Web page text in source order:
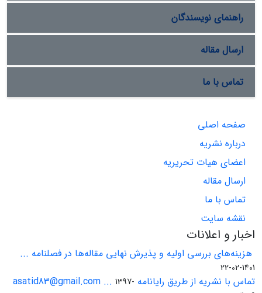
راهنمای نویسندگان
ارسال مقاله
تماس با ما
صفحه اصلی
درباره نشریه
اعضای هیات تحریریه
ارسال مقاله
تماس با ما
نقشه سایت
اخبار و اعلانات
هزینه‌های بررسی اولیه و پذیرش نهایی مقاله‌ها در فصلنامه ...
1401-02-22
تماس با نشریه از طریق رایانامه asatid83@gmail.com ... 1397-